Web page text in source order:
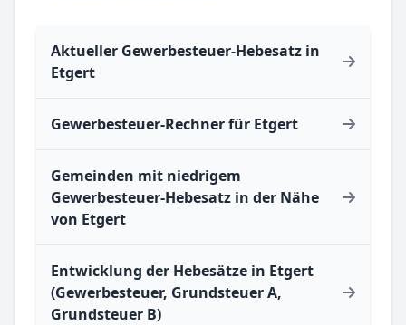
Aktueller Gewerbesteuer-Hebesatz in
Etgert
Gewerbesteuer-Rechner für Etgert
Gemeinden mit niedrigem
Gewerbesteuer-Hebesatz in der Nähe
von Etgert
Entwicklung der Hebesätze in Etgert
(Gewerbesteuer, Grundsteuer A,
Grundsteuer B)